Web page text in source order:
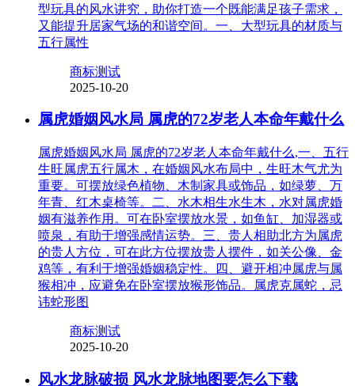
型玩具的风水讲究，助你打造一个既能满足孩子需求，
又能提升居家气场的和谐空间。一、大型玩具的材质与
五行属性
商标测试
2025-10-20
属虎婚姻风水局 属虎的72岁老人本命年戴什么
属虎婚姻风水局 属虎的72岁老人本命年戴什么,一、五行
生旺属虎五行属木，在婚姻风水布局中，生旺木气尤为
重要。可摆放绿色植物、木制家具或饰品，如绿萝、万
年青、红木桌椅等。二、水木相生水生木，水对属虎婚
姻有滋养作用。可在卧室摆放水景，如鱼缸、加湿器或
喷泉，有助于增强感情运势。三、贵人相助北方为属虎
的贵人方位，可在此方位摆放贵人摆件，如关公像、金
鸡等，有利于增强婚姻稳定性。四、避开相冲属虎与属
猴相冲，应避免在卧室摆放猴形饰品。属虎克属蛇，忌
讳蛇形图
商标测试
2025-10-20
风水龙脉破损 风水龙脉地图要怎么下载